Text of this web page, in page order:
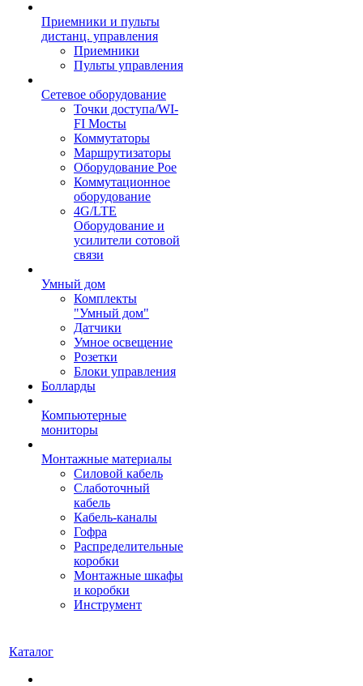
Приемники и пульты
дистанц. управления
Приемники
Пульты управления
Сетевое оборудование
Точки доступа/WI-
FI Мосты
Коммутаторы
Маршрутизаторы
Оборудование Poe
Коммутационное
оборудование
4G/LTE
Оборудование и
усилители сотовой
связи
Умный дом
Комплекты
"Умный дом"
Датчики
Умное освещение
Розетки
Блоки управления
Болларды
Компьютерные
мониторы
Монтажные материалы
Силовой кабель
Слаботочный
кабель
Кабель-каналы
Гофра
Распределительные
коробки
Монтажные шкафы
и коробки
Инструмент
Каталог